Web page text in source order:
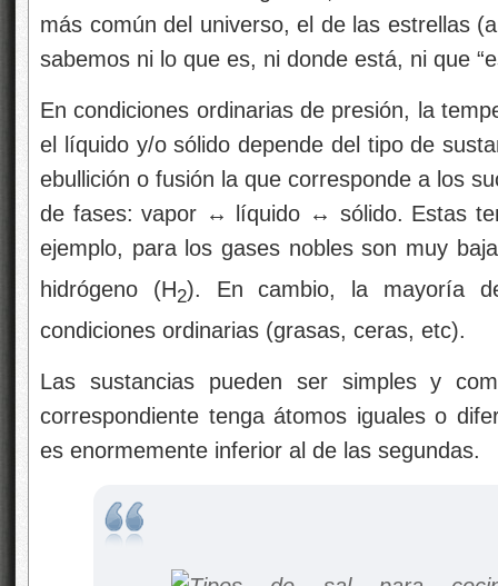
más común del universo, el de las estrellas
sabemos ni lo que es, ni donde está, ni que
En condiciones ordinarias de presión, la
el líquido y/o sólido depende del tipo de
ebullición o fusión la que corresponde a los
de fases: vapor ↔ líquido ↔ sólido. Estas
ejemplo, para los gases nobles son muy
hidrógeno (H2). En cambio, la mayoría
condiciones ordinarias (grasas, ceras, etc).
Las sustancias pueden ser simples y
correspondiente tenga átomos iguales o
es enormemente inferior al de las segundas.